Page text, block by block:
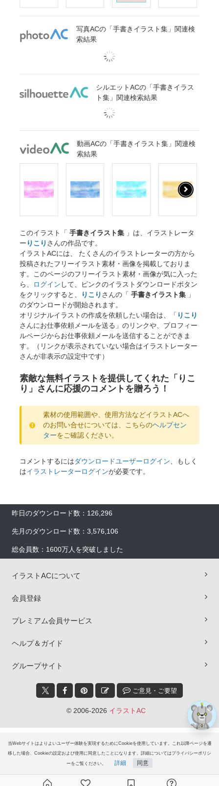
当Webサイトはよりよいユーザー体験を実現するためにCookieを使用しています。これ以降ページを遷
移した場合、Cookieの設定および使用に同意したことになります。詳細についてはプライバシーポリシ
ーをご覧ください。 詳細 同意
写真ACの「手書きイラスト集」関連検
索結果
シルエットACの「手書きイラス
ト集」関連検索結果
動画ACの「手書きイラスト集」関連検
索結果
このイラスト「 手書きイラスト集 」は、イラストレータ
ー りこり さんの作品です。
イラストACには、 たくさんのイラストレーターの方から
投稿されたフリーイラスト素材・画像を掲載しておりま
す。このページのフリーイラスト素材・画像が気に入った
ら、
ログイン して、ピンクのイラストダウンロードボタン
をクリックすると、
りこり さんの「 手書きイラスト集 」
のダウンロードが開始されます。
オリジナルイラストの作成を依頼したい場合は、「 りこり
さんにお仕事依頼メールを送る」のリンクや、プロフィー
ルページからお仕事依頼メールを送信することができま
す。（リンクが表示されていない場合はイラストレーター
さんが非表示の設定中です）
素敵な無料イラストを提供してくれた「りこ
り」さんに応援のコメントを贈ろう！
素材の使用範囲や、使用方法などイラストACへ
のお問い合せについては、こちらのヘルプセン
ターをご確認ください。
コメントするにはダウンロードユーザーログイン、もしく
はイラストレーターログインが必要です。
昨日のダウンロード数：126,296
先月のダウンロード数：3,576,106
総会員数：1600万人を突破しました
イラストACについて
会員登録
プレミアム会員サービス
ヘルプ＆ガイド
グループサイト
ご意見・ご要望
© 2006-2026 イラストAC